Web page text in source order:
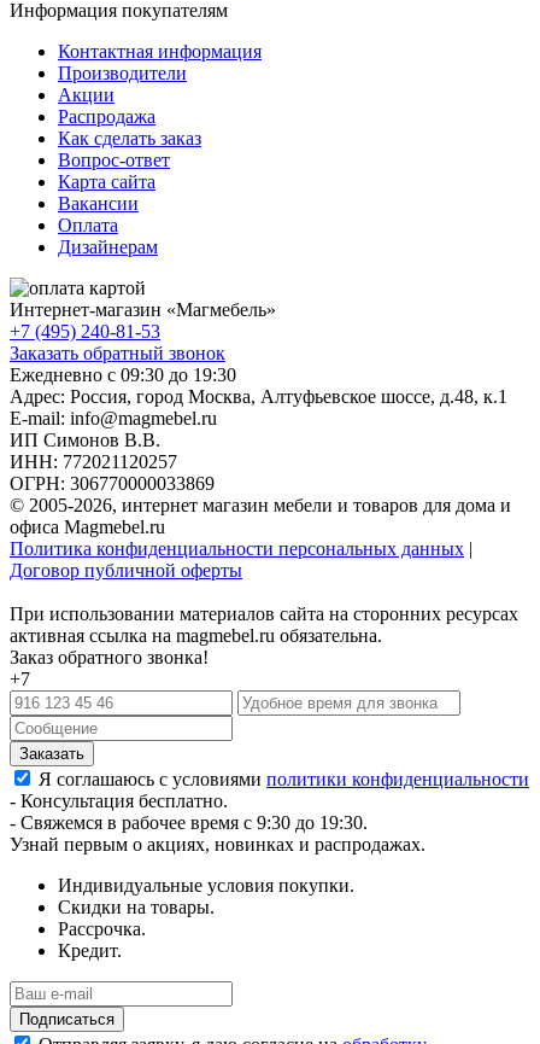
Информация покупателям
Контактная информация
Производители
Акции
Распродажа
Как сделать заказ
Вопрос-ответ
Карта сайта
Вакансии
Оплата
Дизайнерам
Интернет-магазин «Магмебель»
+7 (495) 240-81-53
Заказать обратный звонок
Ежедневно с 09:30 до 19:30
Адрес: Россия, город Москва, Алтуфьевское шоссе, д.48, к.1
E-mail: info@magmebel.ru
ИП Симонов В.В.
ИНН: 772021120257
ОГРН: 306770000033869
© 2005-2026, интернет магазин мебели и товаров для дома и
офиса Magmebel.ru
Политика конфиденциальности персональных данных |
Договор публичной оферты
При использовании материалов сайта на сторонних ресурсах
активная ссылка на magmebel.ru обязательна.
Заказ обратного звонка!
+7
Я соглашаюсь с условиями политики конфиденциальности
- Консультация бесплатно.
- Свяжемся в рабочее время с 9:30 до 19:30.
Узнай первым о акциях, новинках и распродажах.
Индивидуальные условия покупки.
Скидки на товары.
Рассрочка.
Кредит.